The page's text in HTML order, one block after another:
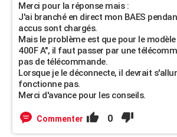
Merci pour la réponse mais :
J'ai branché en direct mon BAES
accus sont chargés.
Mais le problème est que pour le modèle
400F A", il faut passer par une
pas de télécommande.
Lorsque je le déconnecte, il devrait
fonctionne pas.
Merci d'avance pour les conseils.
Commenter 0